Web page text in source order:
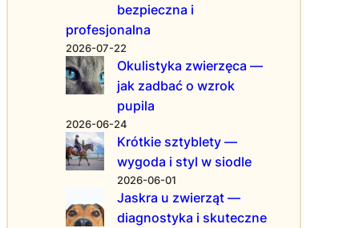
m
a
ł
e
g
o
p
r
z
y
j
o
w
s
k
e
z
a
r
z
d
a
n
i
a
s
bezpieczna i
profesjonalna
2026-07-22
Okulistyka zwierzęca —
jak zadbać o wzrok
pupila
2026-06-24
Krótkie sztyblety —
wygoda i styl w siodle
2026-06-01
Jaskra u zwierząt —
diagnostyka i skuteczne